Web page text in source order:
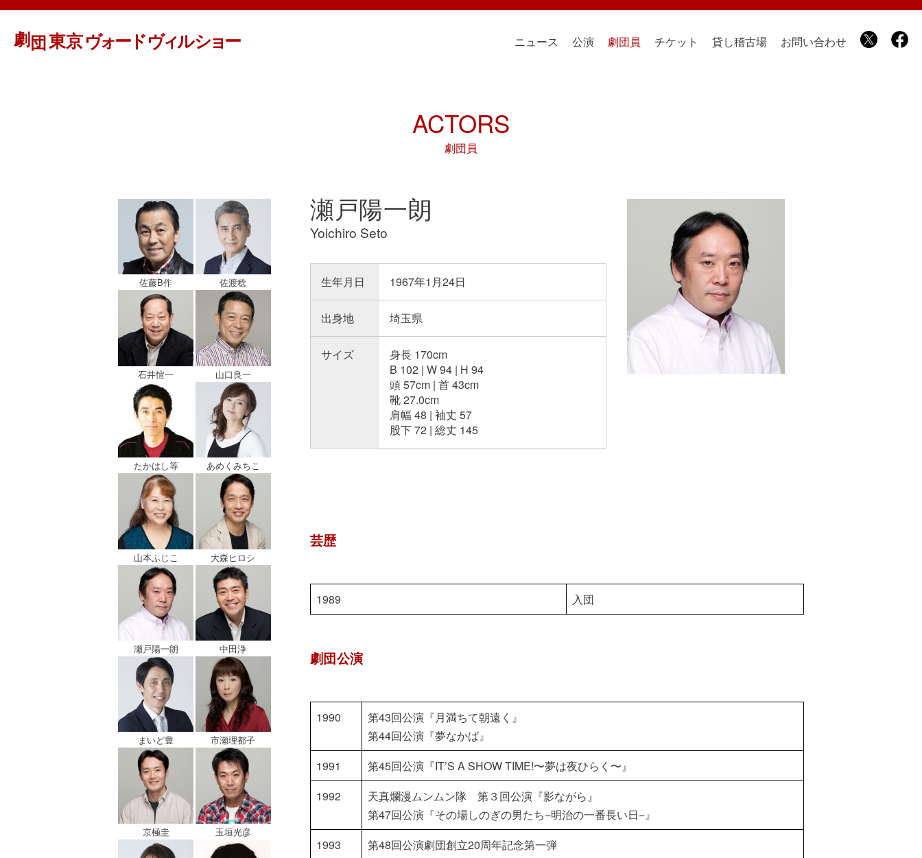
ニュース 公演 劇団員 チケット 貸し稽古場 お問い合わせ
ACTORS
劇団員
佐藤B作 佐渡稔
石井愃一 山口良一
たかはし等 あめくみちこ
山本ふじこ 大森ヒロシ
瀬戸陽一朗 中田浄
まいど豊 市瀬理都子
京極圭 玉垣光彦
瀬戸陽一朗
Yoichiro Seto
生年月日 1967年1月24日
出身地 埼玉県
サイズ
身長 170cm
B 102 | W 94 | H 94
頭 57cm | 首 43cm
靴 27.0cm
肩幅 48 | 袖丈 57
股下 72 | 総丈 145
芸歴
1989 入団
劇団公演
1990
第43回公演『月満ちて朝遠く』
第44回公演『夢なかば』
1991
第45回公演『IT’S A SHOW TIME!〜夢は夜ひらく〜』
1992
天真爛漫ムンムン隊 第３回公演『影ながら』
第47回公演『その場しのぎの男たち−明治の一番長い日−』
1993
第48回公演劇団創立20周年記念第一弾